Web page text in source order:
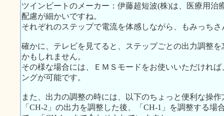
ツインビートのメーカー：伊藤超短波(株)は、医療用治
配慮が細かいですね。
それぞれのステップで電流を体感しながら、もみっち
確かに、テレビを見てると、ステップごとの出力調整
かもしれません。
その様な場合には、ＥＭＳモードをお使いいただけれ
ングが可能です。
また、出力の調整の時には、以下のちょっと便利な操
「CH-2」の出力を調整した後、「CH-1」を調整する